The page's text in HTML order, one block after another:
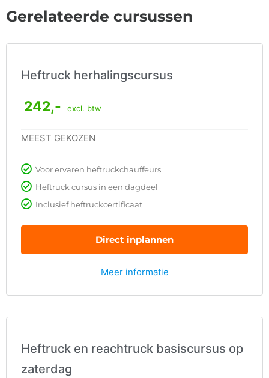
Gerelateerde cursussen
Heftruck herhalingscursus
242,- excl. btw
MEEST GEKOZEN
Voor ervaren heftruckchauffeurs
Heftruck cursus in een dagdeel
Inclusief heftruckcertificaat
Direct inplannen
Meer informatie
Heftruck en reachtruck basiscursus op
zaterdag